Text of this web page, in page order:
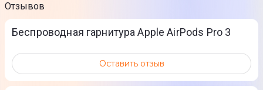
HI-RES AUDIO
Отзывов
Беcпроводная гарнитура Apple AirPods Pro 3
Оставить отзыв